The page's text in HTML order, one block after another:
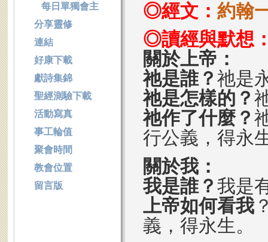
◎經文： 約翰
◎讀經與默想
關於上帝：
祂是誰？ 祂是
祂是怎樣的？
祂作了什麼？
行公義，得永
關於我：
我是誰？ 我是
上帝如何看我
義，得永生。
每日單獨會主
分享靈修
連結
好康下載
獻詩集錦
聖經測驗下載
活動寫真
事工輪值
聚會時間
教會位置
留言版